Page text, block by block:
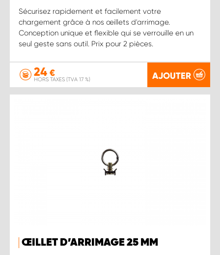
Sécurisez rapidement et facilement votre
chargement grâce à nos œillets d'arrimage.
Conception unique et flexible qui se verrouille en un
seul geste sans outil. Prix pour 2 pièces.
24 €
HORS TAXES (TVA 17 %) AJOUTER
ŒILLET D’ARRIMAGE 25 MM